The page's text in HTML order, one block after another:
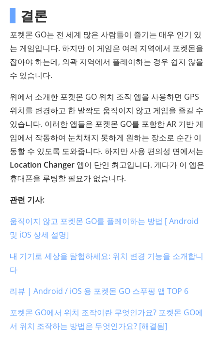
결론
포켓몬 GO는 전 세계 많은 사람들이 즐기는 매우 인기 있
는 게임입니다. 하지만 이 게임은 여러 지역에서 포켓몬을
잡아야 하는데, 외곽 지역에서 플레이하는 경우 쉽지 않을
수 있습니다.
위에서 소개한 포켓몬 GO 위치 조작 앱을 사용하면 GPS
위치를 변경하고 한 발짝도 움직이지 않고 게임을 즐길 수
있습니다. 이러한 앱들은 포켓몬 GO를 포함한 AR 기반 게
임에서 작동하여 눈치채지 못하게 원하는 장소로 순간 이
동할 수 있도록 도와줍니다. 하지만 사용 편의성 면에서는
Location Changer 앱이 단연 최고입니다. 게다가 이 앱은
휴대폰을 루팅할 필요가 없습니다.
관련 기사:
움직이지 않고 포켓몬 GO를 플레이하는 방법 [ Android
및 iOS 상세 설명]
내 기기로 세상을 탐험하세요: 위치 변경 기능을 소개합니
다
리뷰 | Android / iOS 용 포켓몬 GO 스푸핑 앱 TOP 6
포켓몬 GO에서 위치 조작이란 무엇인가요? 포켓몬 GO에
서 위치 조작하는 방법은 무엇인가요? [해결됨]